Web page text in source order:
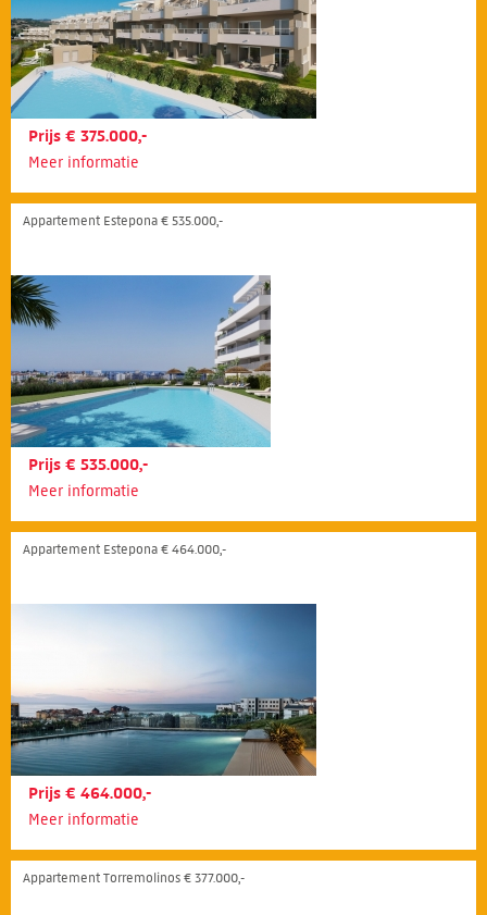
Prijs € 375.000,-
Meer informatie
Appartement Estepona € 535.000,-
Prijs € 535.000,-
Meer informatie
Appartement Estepona € 464.000,-
Prijs € 464.000,-
Meer informatie
Appartement Torremolinos € 377.000,-